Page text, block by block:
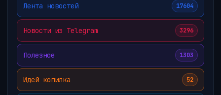
Лента новостей 17604
Новости из Telegram 3296
Полезное 1303
Идей копилка 52